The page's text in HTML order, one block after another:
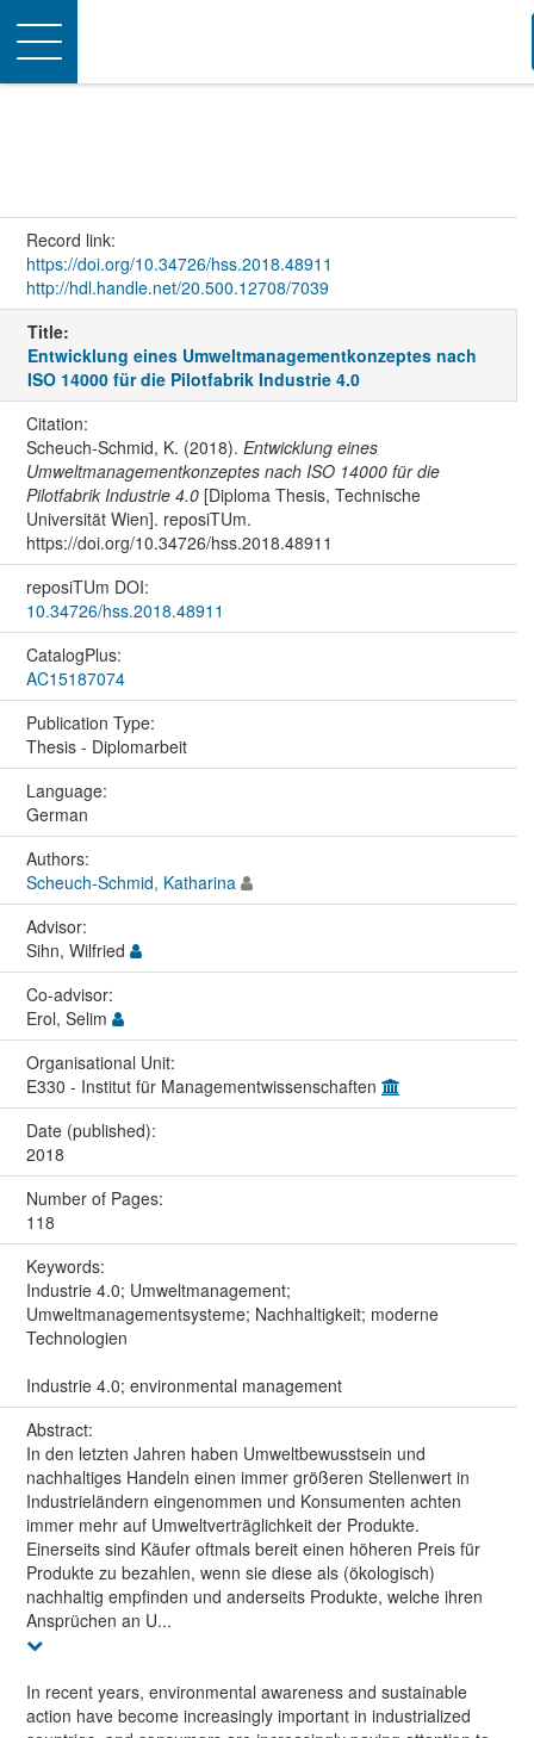
Toggle
navigation
Record link:
https://doi.org/10.34726/hss.2018.48911
http://hdl.handle.net/20.500.12708/7039
Title:
Entwicklung eines Umweltmanagementkonzeptes nach
ISO 14000 für die Pilotfabrik Industrie 4.0
Citation:
Scheuch-Schmid, K. (2018). Entwicklung eines
Umweltmanagementkonzeptes nach ISO 14000 für die
Pilotfabrik Industrie 4.0[Diploma Thesis, Technische
Universität Wien]. reposiTUm.
https://doi.org/10.34726/hss.2018.48911
reposiTUm DOI:
10.34726/hss.2018.48911
CatalogPlus:
AC15187074
Publication Type:
Thesis - Diplomarbeit
Language:
German
Authors:
Scheuch-Schmid, Katharina
Advisor:
Sihn, Wilfried
Co-advisor:
Erol, Selim
Organisational Unit:
E330 - Institut für Managementwissenschaften
Date (published):
2018
Number of Pages:
118
Keywords:
Industrie 4.0; Umweltmanagement;
Umweltmanagementsysteme; Nachhaltigkeit; moderne
Technologien
Industrie 4.0; environmental management
Abstract:
In den letzten Jahren haben Umweltbewusstsein und
nachhaltiges Handeln einen immer größeren Stellenwert in
Industrieländern eingenommen und Konsumenten achten
immer mehr auf Umweltverträglichkeit der Produkte.
Einerseits sind Käufer oftmals bereit einen höheren Preis für
Produkte zu bezahlen, wenn sie diese als (ökologisch)
nachhaltig empfinden und anderseits Produkte, welche ihren
Ansprüchen an U...
In recent years, environmental awareness and sustainable
action have become increasingly important in industrialized